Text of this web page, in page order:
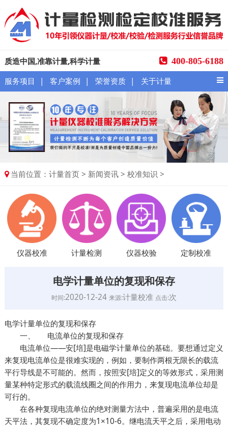
质造中国,准靠计量,科学计量 400-805-6188
服务项目 | 客户案例 | 荣誉资质 | 关于计量
当前位置：计量首页 > 新闻资讯 >校准知识 >
仪器校准 计量检测 仪器校验 定制校准
电学计量单位的复现和保存
时间:2020-12-24 来源:计量校准 点击:次
电学计量单位的复现和保存
一、 电流单位的复现和保存
电流单位——安[培]是电磁学计量单位的基础。要想通过定义
来复现电流单位是很难实现的，例如，要制作两根无限长的载流
平行导线是不可能的。然而，按照安[培]定义的等效形式，采用测
量某种特定形式的载流线圈之间的作用力，来复现电流单位却是
可行的。
在各种复现电流单位的绝对测量方法中，普遍采用的是电流
天平法，其复现不确定度为1×10-6。继电流天平之后，采用电动